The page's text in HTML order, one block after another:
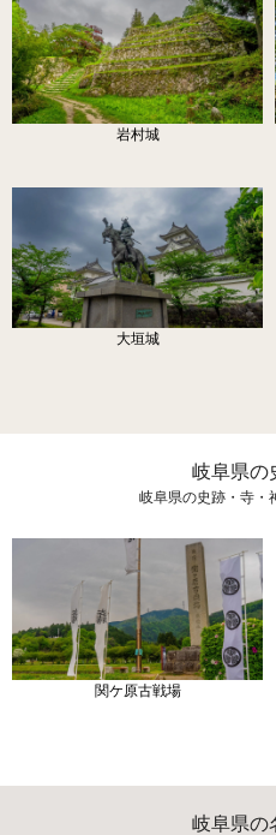
岩村城
大垣城
岐阜県の
岐阜県の史跡・寺・
関ケ原古戦場
岐阜県の